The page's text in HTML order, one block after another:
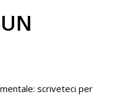
scriveteci per